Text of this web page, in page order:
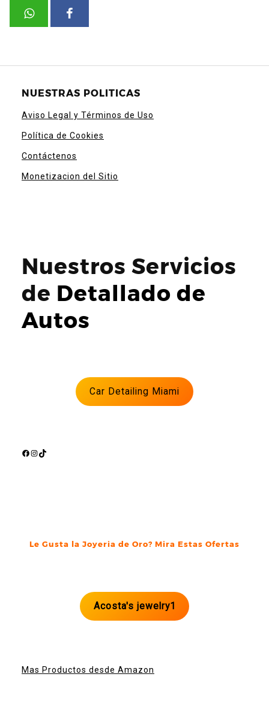
NUESTRAS POLITICAS
Aviso Legal y Términos de Uso
Política de Cookies
Contáctenos
Monetizacion del Sitio
Nuestros Servicios
de Detallado de
Autos
Car Detailing Miami
Facebook
Instagram
TikTok
Le Gusta la Joyeria de Oro? Mira Estas Ofertas
Acosta's jewelry1
Mas Productos desde Amazon